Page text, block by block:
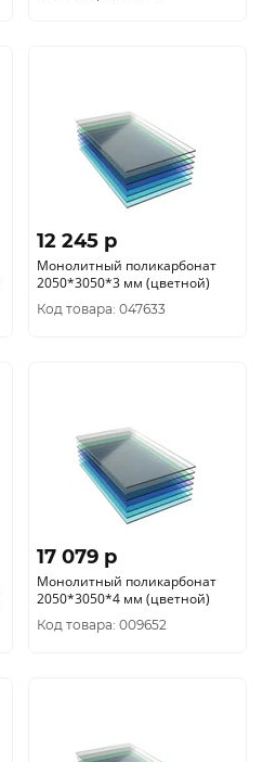
12 245 p
Монолитный поликарбонат
2050*3050*3 мм (цветной)
Код товара: 047633
17 079 p
Монолитный поликарбонат
2050*3050*4 мм (цветной)
Код товара: 009652